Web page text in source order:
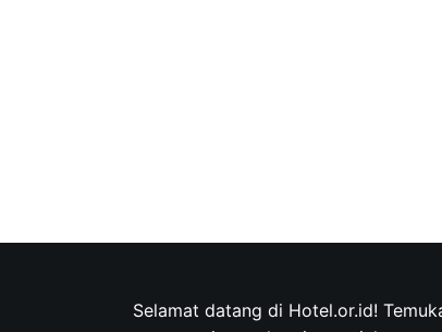
Selamat datang di Hotel.or.id!